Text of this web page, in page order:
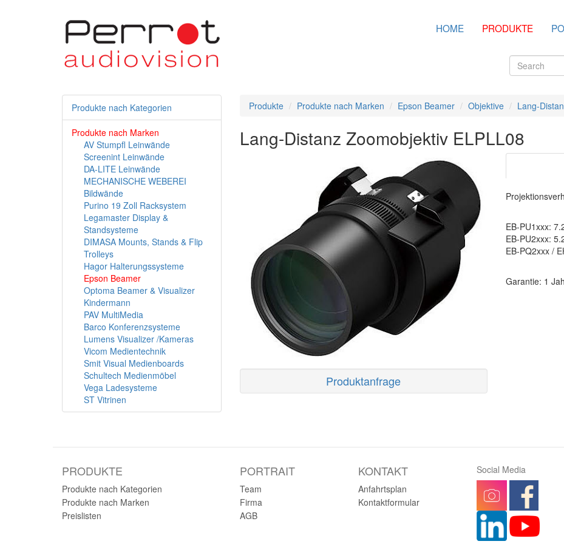
HOME PRODUKTE
Produkte nach Kategorien
Produkte nach Marken
AV Stumpfl Leinwände
Screenint Leinwände
DA-LITE Leinwände
MECHANISCHE WEBEREI
Bildwände
Purino 19 Zoll Racksystem
Legamaster Display &
Standsysteme
DIMASA Mounts, Stands & Flip
Trolleys
Hagor Halterungssysteme
Epson Beamer
Optoma Beamer & Visualizer
Kindermann
PAV MultiMedia
Barco Konferenzsysteme
Lumens Visualizer /Kameras
Vicom Medientechnik
Smit Visual Medienboards
Schultech Medienmöbel
Vega Ladesysteme
ST Vitrinen
Produkte Produkte nach Marken Epson Beamer Objektive Lang-
Lang-Distanz Zoomobjektiv ELPLL08
Produktanfrage
EB-PU1xxx:
EB-PU2xxx:
EB-PQ2xxx /
Garantie: 1
PRODUKTE
Produkte nach Kategorien
Produkte nach Marken
Preislisten
PORTRAIT
Team
Firma
AGB
KONTAKT
Anfahrtsplan
Kontaktformular
Social Media